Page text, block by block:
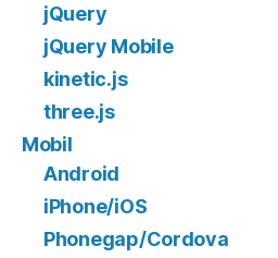
jQuery
jQuery Mobile
kinetic.js
three.js
Mobil
Android
iPhone/iOS
Phonegap/Cordova